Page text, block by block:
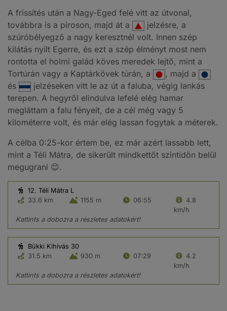
A frissítés után a Nagy-Eged felé vitt az útvonal,
továbbra is a piroson, majd át a
jelzésre, a
szúróbélyegző a nagy keresztnél volt. Innen szép
kilátás nyílt Egerre, és ezt a szép élményt most nem
rontotta el holmi galád köves meredek lejtő, mint a
Tortúrán vagy a Kaptárkövek túrán, a
, majd a
és
jelzéseken vitt le az út a faluba, végig lankás
terepen. A hegyről elindulva lefelé elég hamar
megláttam a falu fényeit, de a cél még vagy 5
kilométerre volt, és már elég lassan fogytak a méterek.
A célba 0:25-kor értem be, ez már azért lassabb lett,
mint a Téli Mátra, de sikerült mindkettőt szintidőn belül
megugrani 😊.
12. Téli Mátra L
33.6 km
1155 m 06:55
4.8
km/h
Kattints a dobozra a részletes adatokért!
Bükki Kihívás 30
31.5 km
930 m 07:29
4.2
km/h
Kattints a dobozra a részletes adatokért!